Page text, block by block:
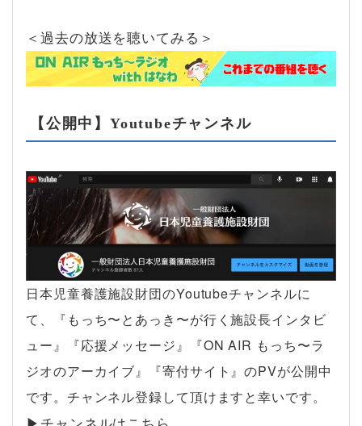
＜過去の放送を聴いてみる＞
【公開中】Youtubeチャンネル
日本児童養護施設財団のYoutubeチャンネルに
て、『もっち〜とあっき〜が行く施設長インタビ
ュー』『応援メッセージ』『ON AIR もっち〜ラ
ジオのアーカイブ』『寄付サイト』のPVが公開中
です。チャンネル登録して頂けますと幸いです。